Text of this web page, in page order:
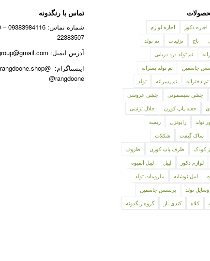
اجاره دکور
اجاره لوازم
تاج تزئینات
تم تولد
تم تولد دزد دریایی
جاسمین
تم تولد پسرانه
تم دخترانه تم پسرانه
تولد
جشن سیسمونی
جشن عروسی
جعبه پاپ کورن
خلال تزئینی
تولد راپونزل
ریسه
ساک گیفت
شکلات
کودک
ظرف پاپ کورن
ظروف
لوازم دکور لیبل
لیبل آبمیوه
لیبل نوشابه
ملزومات تولد
وسایل تولد
پرنسس جاسمین
کلاه کندی بار گروه رنگدونه
تماس با رنگدونه
22383507
آدرس ایمیل: rangdoonegroup@gmail.com
اینستاگرام: @rangdoone.shop
@rangdoone